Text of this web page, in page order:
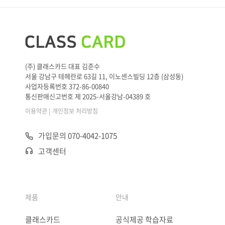
(주) 클래스카드 대표 김준수
서울 강남구 테헤란로 63길 11, 이노센스빌딩 12층 (삼성동)
사업자등록번호 372-86-00840
통신판매신고번호 제 2025-서울강남-04389 호
이용약관 | 개인정보 처리방침
가입문의 070-4042-1075
고객센터
제품
클래스카드
안내
공식제공 학습자료